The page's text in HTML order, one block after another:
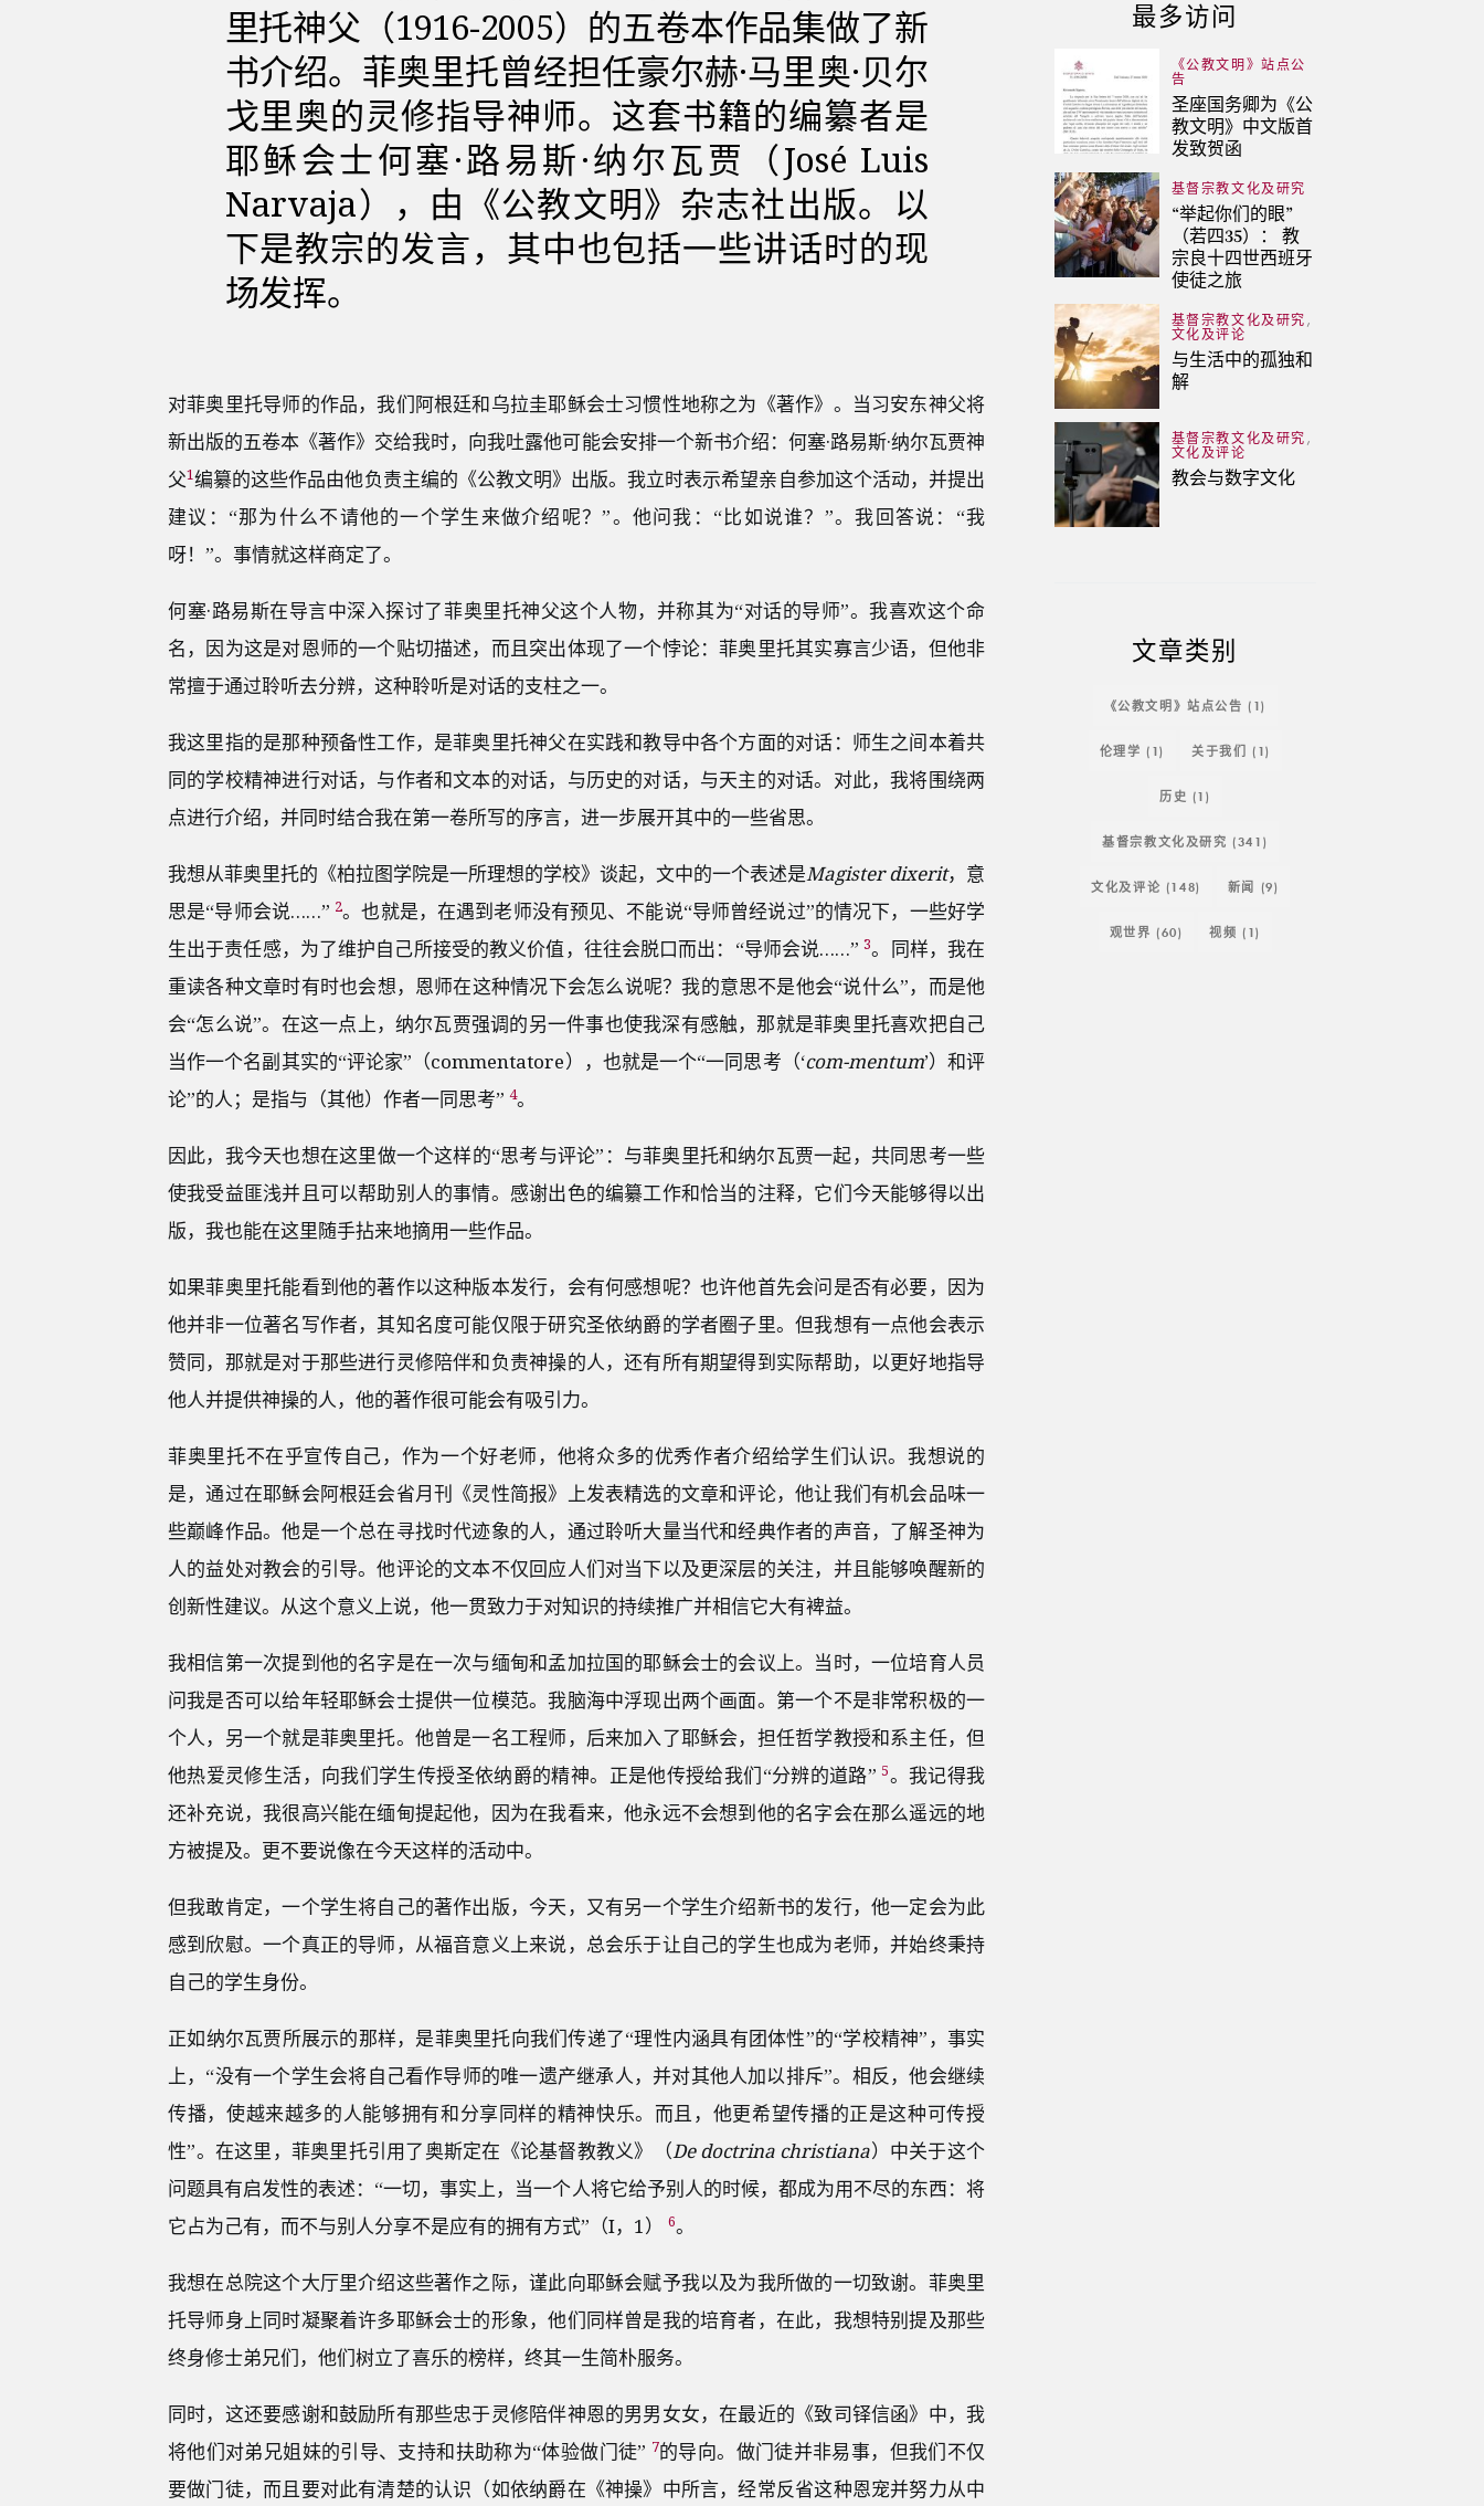
里托神父（1916-2005）的五卷本作品集做了新
书介绍。菲奥里托曾经担任豪尔赫·马里奥·贝尔
戈里奥的灵修指导神师。这套书籍的编纂者是
耶稣会士何塞·路易斯·纳尔瓦贾（José Luis
Narvaja），由《公教文明》杂志社出版。以
下是教宗的发言，其中也包括一些讲话时的现
场发挥。
对菲奥里托导师的作品，我们阿根廷和乌拉圭耶稣会士习惯性地称之为《著作》。当习安东神父将
新出版的五卷本《著作》交给我时，向我吐露他可能会安排一个新书介绍：何塞·路易斯·纳尔瓦贾神
父1编纂的这些作品由他负责主编的《公教文明》出版。我立时表示希望亲自参加这个活动，并提出
建议：“那为什么不请他的一个学生来做介绍呢？”。他问我：“比如说谁？”。我回答说：“我
呀！”。事情就这样商定了。
何塞·路易斯在导言中深入探讨了菲奥里托神父这个人物，并称其为“对话的导师”。我喜欢这个命
名，因为这是对恩师的一个贴切描述，而且突出体现了一个悖论：菲奥里托其实寡言少语，但他非
常擅于通过聆听去分辨，这种聆听是对话的支柱之一。
我这里指的是那种预备性工作，是菲奥里托神父在实践和教导中各个方面的对话：师生之间本着共
同的学校精神进行对话，与作者和文本的对话，与历史的对话，与天主的对话。对此，我将围绕两
点进行介绍，并同时结合我在第一卷所写的序言，进一步展开其中的一些省思。
我想从菲奥里托的《柏拉图学院是一所理想的学校》谈起，文中的一个表述是Magister dixerit，意
思是“导师会说……” 2。也就是，在遇到老师没有预见、不能说“导师曾经说过”的情况下，一些好学
生出于责任感，为了维护自己所接受的教义价值，往往会脱口而出：“导师会说……”3。同样，我在
重读各种文章时有时也会想，恩师在这种情况下会怎么说呢？我的意思不是他会“说什么”，而是他
会“怎么说”。在这一点上，纳尔瓦贾强调的另一件事也使我深有感触，那就是菲奥里托喜欢把自己
当作一个名副其实的“评论家”（commentatore），也就是一个“一同思考（‘com-mentum’）和评
论”的人；是指与（其他）作者一同思考” 4。
因此，我今天也想在这里做一个这样的“思考与评论”：与菲奥里托和纳尔瓦贾一起，共同思考一些
使我受益匪浅并且可以帮助别人的事情。感谢出色的编纂工作和恰当的注释，它们今天能够得以出
版，我也能在这里随手拈来地摘用一些作品。
如果菲奥里托能看到他的著作以这种版本发行，会有何感想呢？也许他首先会问是否有必要，因为
他并非一位著名写作者，其知名度可能仅限于研究圣依纳爵的学者圈子里。但我想有一点他会表示
赞同，那就是对于那些进行灵修陪伴和负责神操的人，还有所有期望得到实际帮助，以更好地指导
他人并提供神操的人，他的著作很可能会有吸引力。
菲奥里托不在乎宣传自己，作为一个好老师，他将众多的优秀作者介绍给学生们认识。我想说的
是，通过在耶稣会阿根廷会省月刊《灵性简报》上发表精选的文章和评论，他让我们有机会品味一
些巅峰作品。他是一个总在寻找时代迹象的人，通过聆听大量当代和经典作者的声音，了解圣神为
人的益处对教会的引导。他评论的文本不仅回应人们对当下以及更深层的关注，并且能够唤醒新的
创新性建议。从这个意义上说，他一贯致力于对知识的持续推广并相信它大有裨益。
我相信第一次提到他的名字是在一次与缅甸和孟加拉国的耶稣会士的会议上。当时，一位培育人员
问我是否可以给年轻耶稣会士提供一位模范。我脑海中浮现出两个画面。第一个不是非常积极的一
个人，另一个就是菲奥里托。他曾是一名工程师，后来加入了耶稣会，担任哲学教授和系主任，但
他热爱灵修生活，向我们学生传授圣依纳爵的精神。正是他传授给我们“分辨的道路”5。我记得我
还补充说，我很高兴能在缅甸提起他，因为在我看来，他永远不会想到他的名字会在那么遥远的地
方被提及。更不要说像在今天这样的活动中。
但我敢肯定，一个学生将自己的著作出版，今天，又有另一个学生介绍新书的发行，他一定会为此
感到欣慰。一个真正的导师，从福音意义上来说，总会乐于让自己的学生也成为老师，并始终秉持
自己的学生身份。
正如纳尔瓦贾所展示的那样，是菲奥里托向我们传递了“理性内涵具有团体性”的“学校精神”，事实
上，“没有一个学生会将自己看作导师的唯一遗产继承人，并对其他人加以排斥”。相反，他会继续
传播，使越来越多的人能够拥有和分享同样的精神快乐。而且，他更希望传播的正是这种可传授
性”。在这里，菲奥里托引用了奥斯定在《论基督教教义》（De doctrina christiana）中关于这个
问题具有启发性的表述：“一切，事实上，当一个人将它给予别人的时候，都成为用不尽的东西：将
它占为己有，而不与别人分享不是应有的拥有方式”（I，1）
6。
我想在总院这个大厅里介绍这些著作之际，谨此向耶稣会赋予我以及为我所做的一切致谢。菲奥里
托导师身上同时凝聚着许多耶稣会士的形象，他们同样曾是我的培育者，在此，我想特别提及那些
终身修士弟兄们，他们树立了喜乐的榜样，终其一生简朴服务。
同时，这还要感谢和鼓励所有那些忠于灵修陪伴神恩的男男女女，在最近的《致司铎信函》中，我
将他们对弟兄姐妹的引导、支持和扶助称为“体验做门徒” 7的导向。做门徒并非易事，但我们不仅
要做门徒，而且要对此有清楚的认识（如依纳爵在《神操》中所言，经常反省这种恩宠并努力从中
最多访问
《公教文明》站点公
告
圣座国务卿为《公
教文明》中文版首
发致贺函
基督宗教文化及研究
“举起你们的眼”
（若四35）： 教
宗良十四世西班牙
使徒之旅
基督宗教文化及研究 ,
文化及评论
与生活中的孤独和
解
基督宗教文化及研究 ,
文化及评论
教会与数字文化
文章类别
《公教文明》站点公告 (1)
伦理学 (1) 关于我们 (1)
历史 (1)
基督宗教文化及研究 (341)
文化及评论 (148) 新闻 (9)
观世界 (60) 视频 (1)